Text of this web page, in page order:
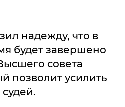
надежду, что в
будет завершено
совета
позволит усилить
судей.